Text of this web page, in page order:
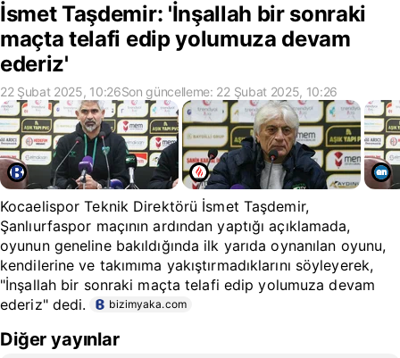
İsmet Taşdemir: 'İnşallah bir sonraki
maçta telafi edip yolumuza devam
ederiz'
22 Şubat 2025, 10:26Son güncelleme: 22 Şubat 2025, 10:26
Kocaelispor Teknik Direktörü İsmet Taşdemir,
Şanlıurfaspor maçının ardından yaptığı açıklamada,
oyunun geneline bakıldığında ilk yarıda oynanılan oyunu,
kendilerine ve takımıma yakıştırmadıklarını söyleyerek,
"İnşallah bir sonraki maçta telafi edip yolumuza devam
ederiz" dedi.
bizimyaka.com
Diğer yayınlar